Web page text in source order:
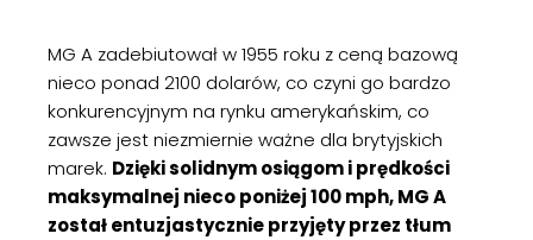
MG A zadebiutował w 1955 roku z ceną bazową
nieco ponad 2100 dolarów, co czyni go bardzo
konkurencyjnym na rynku amerykańskim, co
zawsze jest niezmiernie ważne dla brytyjskich
marek. Dzięki solidnym osiągom i prędkości
maksymalnej nieco poniżej 100 mph, MG A
został entuzjastycznie przyjęty przez tłum